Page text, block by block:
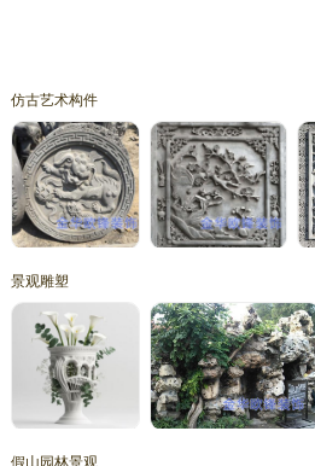
仿古艺术构件
景观雕塑
假山园林景观